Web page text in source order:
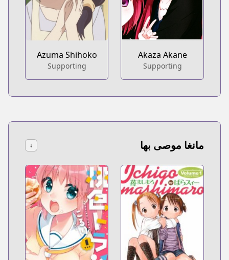
Akaza Akane
Supporting
Azuma Shihoko
Supporting
مانغا موصى بها ↓